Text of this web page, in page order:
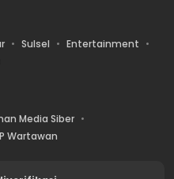
Sulsel
Entertainment
Media Siber
Wartawan